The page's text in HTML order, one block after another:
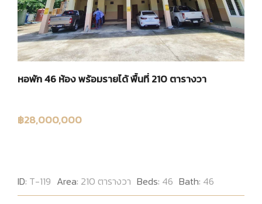
หอพัก 46 ห้อง พร้อมรายได้ พื้นที่ 210 ตารางวา
฿28,000,000
ID: T-119 Area: 210 ตารางวา Beds: 46 Bath: 46